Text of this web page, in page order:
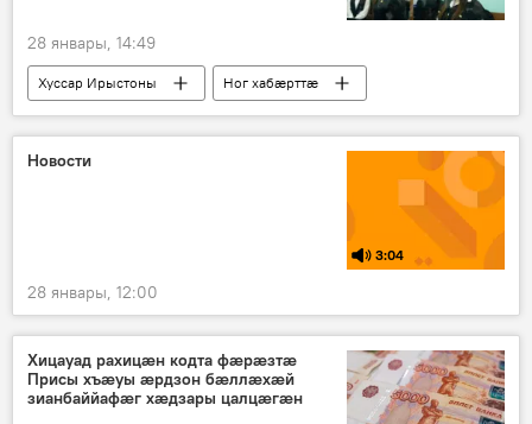
28 январы, 14:49
Хуссар Ирыстоны Ног хабӕрттӕ
Новости
3:04
28 январы, 12:00
Хицауад рахицæн кодта фæрæзтæ
Присы хъæуы æрдзон бæллæхæй
зианбаййафæг хæдзары цалцæгæн